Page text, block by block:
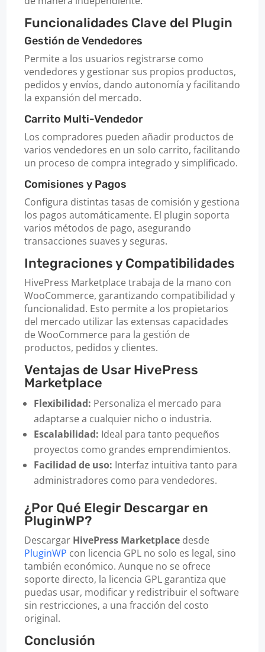
Funcionalidades Clave del Plugin
Gestión de Vendedores
Permite a los usuarios registrarse como
vendedores y gestionar sus propios productos,
pedidos y envíos, dando autonomía y facilitando
la expansión del mercado.
Carrito Multi-Vendedor
Los compradores pueden añadir productos de
varios vendedores en un solo carrito, facilitando
un proceso de compra integrado y simplificado.
Comisiones y Pagos
Configura distintas tasas de comisión y gestiona
los pagos automáticamente. El plugin soporta
varios métodos de pago, asegurando
transacciones suaves y seguras.
Integraciones y Compatibilidades
HivePress Marketplace trabaja de la mano con
WooCommerce, garantizando compatibilidad y
funcionalidad. Esto permite a los propietarios
del mercado utilizar las extensas capacidades
de WooCommerce para la gestión de
productos, pedidos y clientes.
Ventajas de Usar HivePress
Marketplace
Flexibilidad: Personaliza el mercado para
adaptarse a cualquier nicho o industria.
Escalabilidad: Ideal para tanto pequeños
proyectos como grandes emprendimientos.
Facilidad de uso: Interfaz intuitiva tanto para
administradores como para vendedores.
¿Por Qué Elegir Descargar en
PluginWP?
Descargar HivePress Marketplace desde
PluginWP con licencia GPL no solo es legal, sino
también económico. Aunque no se ofrece
soporte directo, la licencia GPL garantiza que
puedas usar, modificar y redistribuir el software
sin restricciones, a una fracción del costo
original.
Conclusión